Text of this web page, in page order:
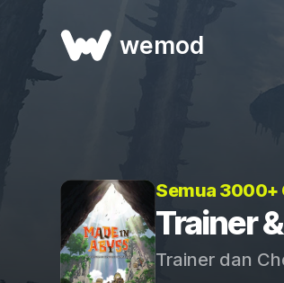
wemod
Semua 3000+
Trainer
Trainer dan